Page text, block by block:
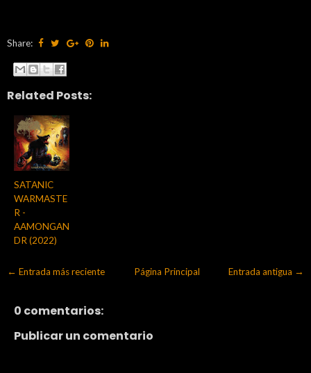
Share:
Related Posts:
SATANIC
WARMASTE
R -
AAMONGAN
DR (2022)
← Entrada más reciente Entrada antigua →
Página Principal
0 comentarios:
Publicar un comentario